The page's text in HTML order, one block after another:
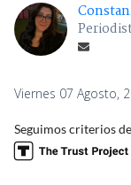
Viernes 07 Agosto,
Seguimos criterios de